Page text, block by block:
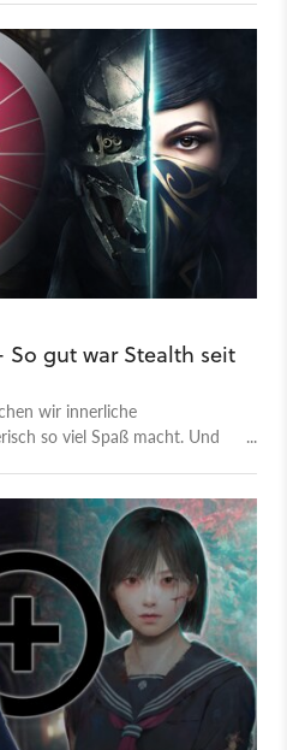
So gut war Stealth seit
wir innerliche
so viel Spaß macht. Und